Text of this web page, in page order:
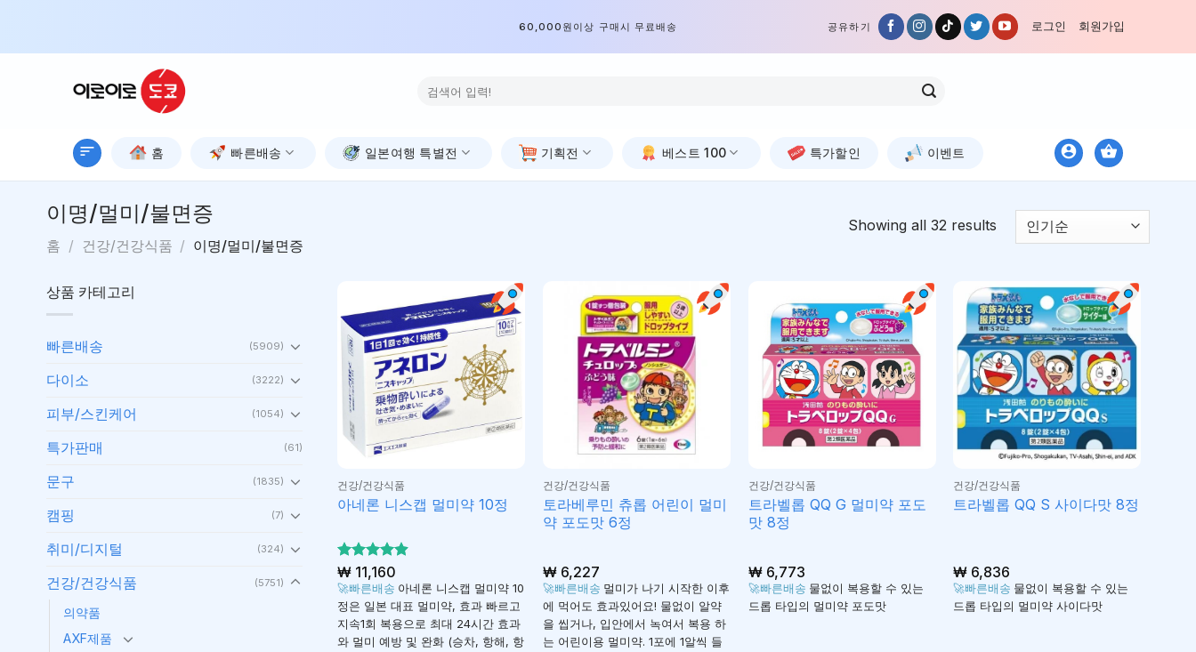
content
60,000원이상 구매시 무료배송 공유하기 로그인 회원가입
색:
홈 빠른배송 일본여행 특별전 기획전 베스트 100 특가할인 이벤트
이명/멀미/불면증
홈 / 건강/건강식품 / 이명/멀미/불면증
Showing all 32 results
상품 카테고리
빠른배송 (5909)
다이소 (3222)
피부/스킨케어 (1054)
특가판매 (61)
문구 (1835)
캠핑 (7)
취미/디지털 (324)
건강/건강식품 (5751)
의약품
AXF제품
건강/건강식품
아네론 니스캡 멀미약 10정
5 중에서
4.88로 평
가됨
₩ 11,160
🚀빠른배송 아네론 니스캡 멀미약 10
정은 일본 대표 멀미약, 효과 빠르고
지속1회 복용으로 최대 24시간 효과
와 멀미 예방 및 완화 (승차, 항해, 항
건강/건강식품
토라베루민 츄롭 어린이 멀미
약 포도맛 6정
₩6,227
🚀빠른배송 멀미가 나기 시작한 이후
에 먹어도 효과있어요! 물없이 알약
을 씹거나, 입안에서 녹여서 복용 하
는 어린이용 멀미약. 1포에 1알씩 들
건강/건강식품
트라벨롭 QQ G 멀미약 포도
맛 8정
₩6,773
🚀빠른배송 물없이 복용할 수 있는
드롭 타입의 멀미약 포도맛
건강/건강식품
트라벨롭 QQ S 사이다맛 8정
₩ 6,836
🚀빠른배송 물없이 복용할 수 있는
드롭 타입의 멀미약 사이다맛